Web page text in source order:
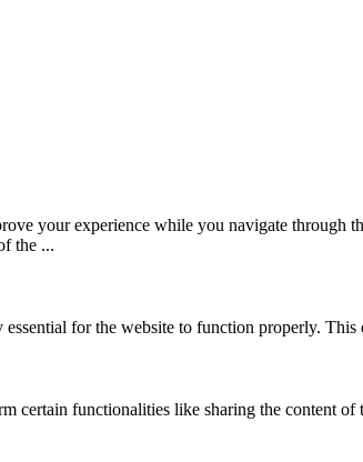
your experience while you navigate through
the ...
essential for the website to function properly.
certain functionalities like sharing the content